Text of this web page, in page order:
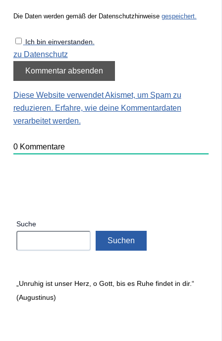
Die Daten werden gemäß der Datenschutzhinweise gespeichert.
Ich bin einverstanden.
zu Datenschutz
Diese Website verwendet Akismet, um Spam zu
reduzieren. Erfahre, wie deine Kommentardaten
verarbeitet werden.
0Kommentare
Suche
Suchen
„Unruhig ist unser Herz, o Gott, bis es Ruhe findet in dir.“
(Augustinus)